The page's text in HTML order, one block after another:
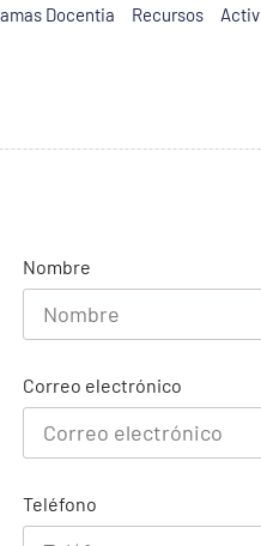
Docentia Recursos
Nombre
Correo electrónico
Teléfono